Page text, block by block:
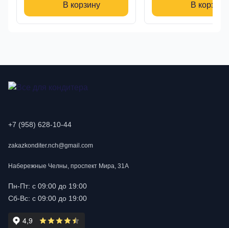
В корзину В корзину
+7 (958) 628-10-44
zakazkonditer.nch@gmail.com
Набережные Челны, проспект Мира, 31А
Пн-Пт: с 09:00 до 19:00
Сб-Вс: с 09:00 до 19:00